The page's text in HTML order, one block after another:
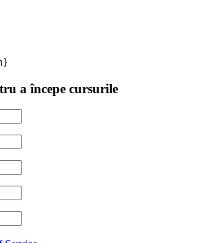
a începe cursurile